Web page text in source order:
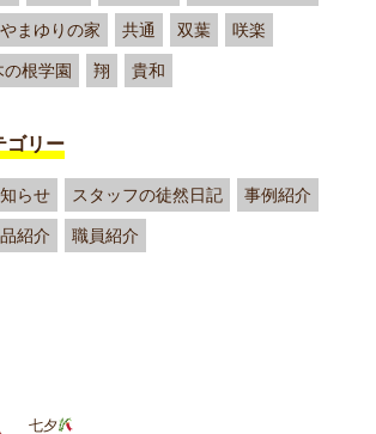
やまゆりの家 共通 双葉 咲楽
の根学園 翔 貴和
ゴリー
らせ スタッフの徒然日記 事例紹介
紹介 職員紹介
七夕